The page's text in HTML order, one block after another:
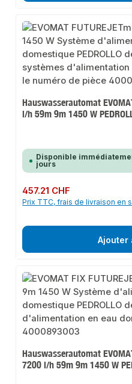
Hauswasserautomat
l/h 59m 9m 1450 W
Disponible
jours
Prix régulier :
457.21 CHF
Prix TTC, frais de livraison en
Ajouter
Hauswasserautomat
7200 l/h 59m 9m 1450 W